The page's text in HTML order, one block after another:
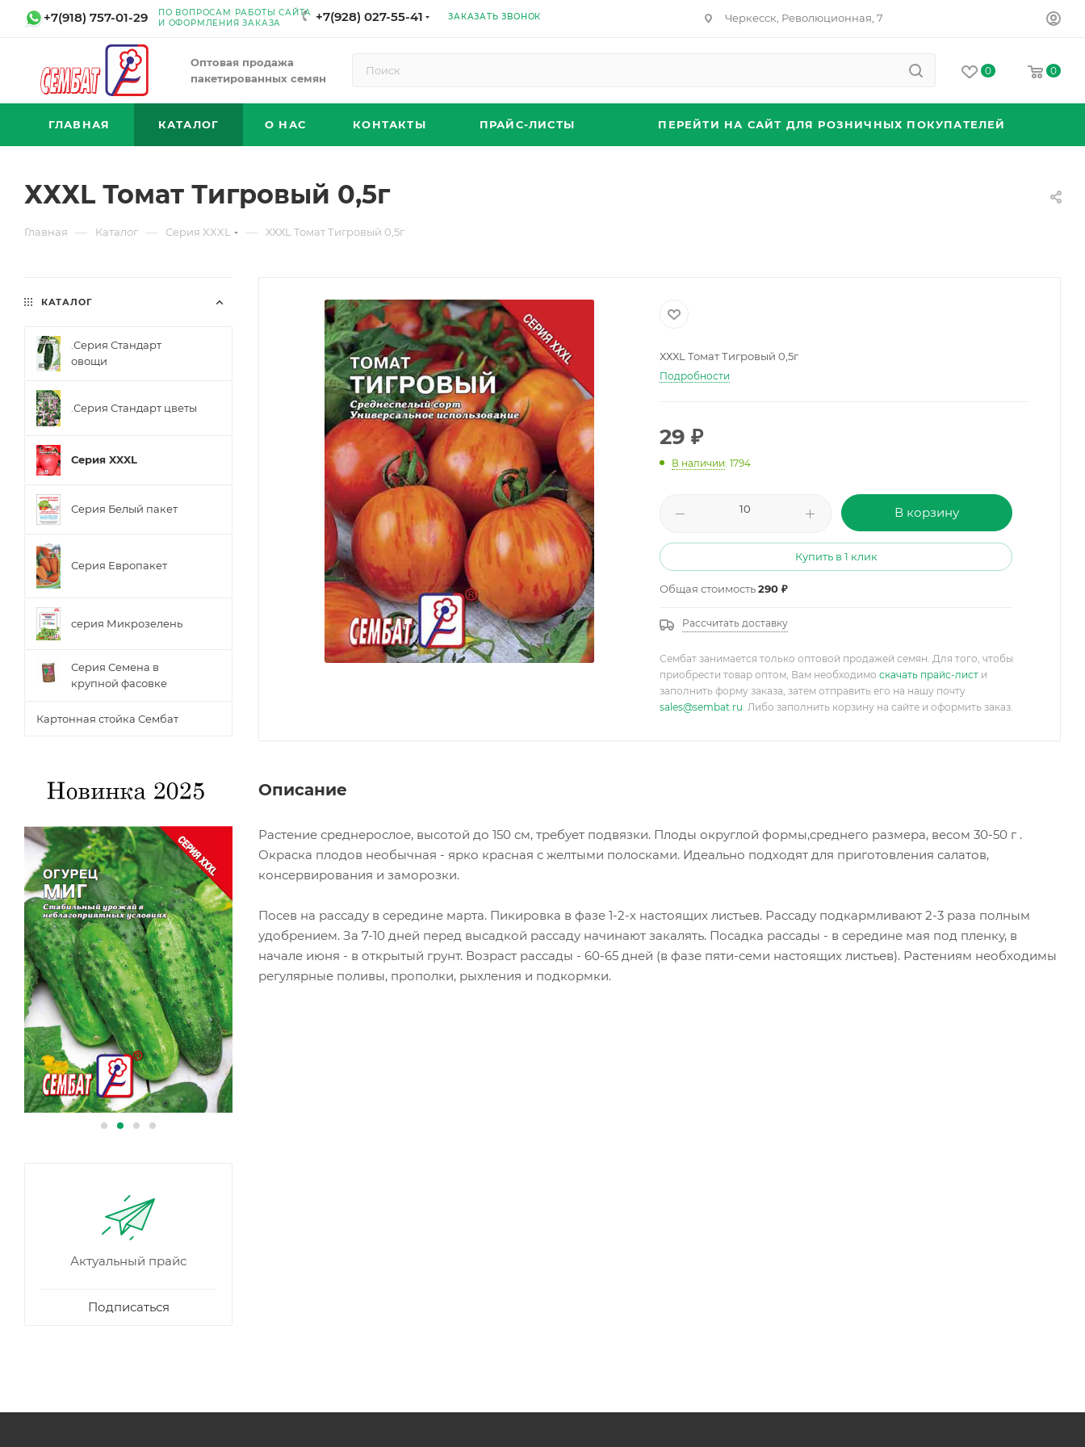
+7(918) 757-01-29
ПО ВОПРОСАМ РАБОТЫ САЙТА
И ОФОРМЛЕНИЯ ЗАКАЗА
+7(928) 027-55-41 ЗАКАЗАТЬ ЗВОНОК Черкесск, Революционная, 7
Оптовая продажа
пакетированных семян
0 0
ГЛАВНАЯ КАТАЛОГ О НАС КОНТАКТЫ ПРАЙС-ЛИСТЫ ПЕРЕЙТИ НА САЙТ ДЛЯ РОЗНИЧНЫХ ПОКУПАТЕЛЕЙ
ХХХL Томат Тигровый 0,5г
Главная — Каталог — Серия XXXL — ХХХL Томат Тигровый 0,5г
ХХХL Томат Тигровый 0,5г
Подробности
29 ₽
В наличии: 1794
В корзину
Купить в 1 клик
Общая стоимость290 ₽
Рассчитать доставку
Сембат занимается только оптовой продажей семян. Для того, чтобы
приобрести товар оптом, Вам необходимо скачать прайс-лист и
заполнить форму заказа, затем отправить его на нашу почту
sales@sembat.ru. Либо заполнить корзину на сайте и оформить заказ.
Описание
Растение среднерослое, высотой до 150 см, требует подвязки. Плоды округлой формы,среднего размера, весом 30-50 г .
Окраска плодов необычная - ярко красная с желтыми полосками. Идеально подходят для приготовления салатов,
консервирования и заморозки.
Посев на рассаду в середине марта. Пикировка в фазе 1-2-х настоящих листьев. Рассаду подкармливают 2-3 раза полным
удобрением. За 7-10 дней перед высадкой рассаду начинают закалять. Посадка рассады - в середине мая под пленку, в
начале июня - в открытый грунт. Возраст рассады - 60-65 дней (в фазе пяти-семи настоящих листьев). Растениям необходимы
регулярные поливы, прополки, рыхления и подкормки.
КАТАЛОГ
.Серия Стандарт
овощи
.Серия Стандарт цветы
Серия XXXL
Серия Белый пакет
Серия Европакет
серия Микрозелень
Серия Семена в
крупной фасовке
Картонная стойка Сембат
Актуальный прайс
Подписаться